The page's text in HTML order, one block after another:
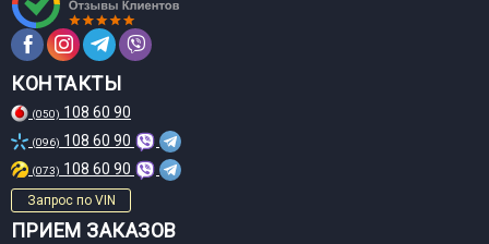
КОНТАКТЫ
(050) 108 60 90
(096) 108 60 90
(073) 108 60 90
Запрос по VIN
ПРИЕМ ЗАКАЗОВ